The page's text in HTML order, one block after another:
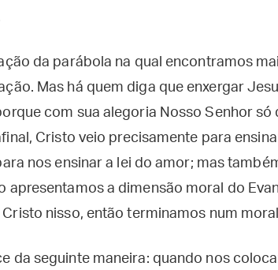
da parábola na qual encontramos
Mas há quem diga que enxergar
com sua alegoria Nosso Senhor
Cristo veio precisamente para
nos ensinar a lei do amor; mas
apresentamos a dimensão moral do
nisso, então terminamos num
da seguinte maneira: quando nos